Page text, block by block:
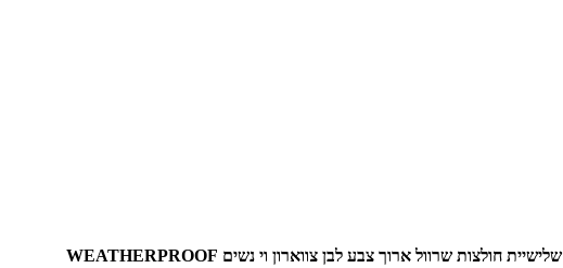
שלישיית חולצות שרוול ארוך צבע לבן צווארון וי נשים WEATHERPROOF